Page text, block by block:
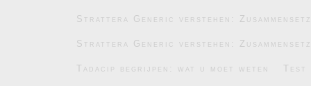
Strattera Generic verstehen:
Strattera Generic verstehen:
Tadacip begrijpen: wat u moet weten Test